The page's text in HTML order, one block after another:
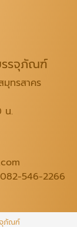
รรจุภัณฑ์
ทรสาคร
น.
082-546-2266
จุภัณฑ์